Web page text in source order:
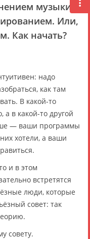
музыки.
Или,
Как начать?
надо
как там
В какой-то
а в какой-то другой
— ваши программы
хотели, а ваши
и в этом
встретятся
люди, которые
совет: так
совету.